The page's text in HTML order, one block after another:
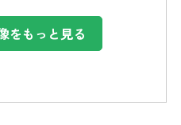
をもっと見る